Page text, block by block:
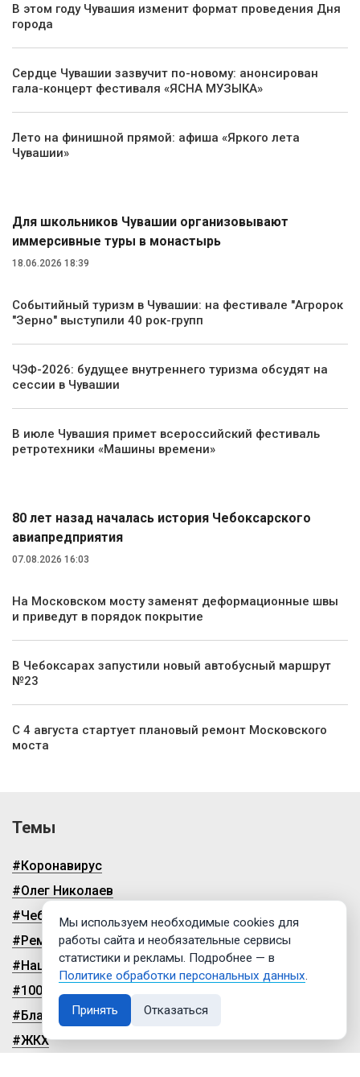
В этом году Чувашия изменит формат проведения Дня
города
Сердце Чувашии зазвучит по-новому: анонсирован
гала-концерт фестиваля «ЯСНА МУЗЫКА»
Лето на финишной прямой: афиша «Яркого лета
Чувашии»
Для школьников Чувашии организовывают
иммерсивные туры в монастырь
18.06.2026 18:39
Событийный туризм в Чувашии: на фестивале "Агророк
"Зерно" выступили 40 рок-групп
ЧЭФ-2026: будущее внутреннего туризма обсудят на
сессии в Чувашии
В июле Чувашия примет всероссийский фестиваль
ретротехники «Машины времени»
80 лет назад началась история Чебоксарского
авиапредприятия
07.08.2026 16:03
На Московском мосту заменят деформационные швы
и приведут в порядок покрытие
В Чебоксарах запустили новый автобусный маршрут
№23
С 4 августа стартует плановый ремонт Московского
моста
Темы
#Коронавирус
#Олег Николаев
#Чебоксары
#Ремонт дорог
#Нацпроекты
#100-летие чувашской автономии
#Благоустройство
#ЖКХ
Мы используем необходимые cookies для
работы сайта и необязательные сервисы
статистики и рекламы. Подробнее — в
Политике обработки персональных данных.
Принять Отказаться